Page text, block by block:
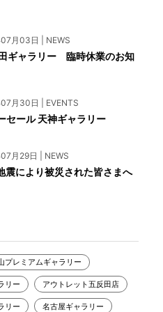
月03日 | NEWS
ャラリー 臨時休業のお知
月30日 | EVENTS
ール 天神ギャラリー
月29日 | NEWS
震により被災された皆さまへ
プレミアムギャラリー
リー アウトレット五反田店
リー 名古屋ギャラリー